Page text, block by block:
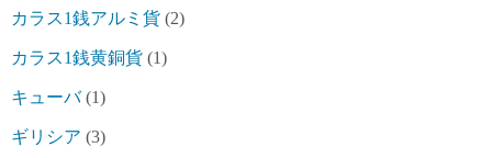
カラス1銭アルミ貨 (2)
カラス1銭黄銅貨 (1)
キューバ(1)
ギリシア (3)